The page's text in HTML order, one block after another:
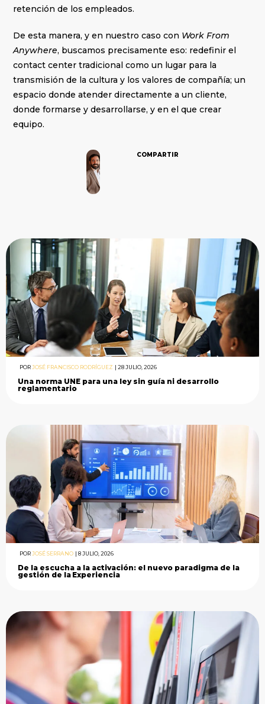
COMPARTIR
retención de los empleados.
De esta manera, y en nuestro caso con Work From
Anywhere, buscamos precisamente eso: redefinir el
contact center tradicional como un lugar para la
transmisión de la cultura y los valores de compañía; un
espacio donde atender directamente a un cliente,
donde formarse y desarrollarse, y en el que crear
equipo.
PORJOSÉ FRANCISCO RODRÍGUEZ 28 JULIO, 2026
Una norma UNE para una ley sin guía ni desarrollo
reglamentario
PORJOSÉ SERRANO 8 JULIO, 2026
De la escucha a la activación: el nuevo paradigma de la
gestión de la Experiencia